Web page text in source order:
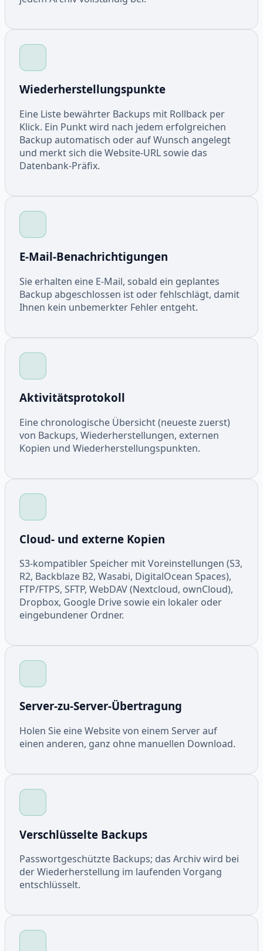
Wiederherstellungspunkte
Eine Liste bewährter Backups mit Rollback per
Klick. Ein Punkt wird nach jedem erfolgreichen
Backup automatisch oder auf Wunsch angelegt
und merkt sich die Website-URL sowie das
Datenbank-Präfix.
E-Mail-Benachrichtigungen
Sie erhalten eine E-Mail, sobald ein geplantes
Backup abgeschlossen ist oder fehlschlägt, damit
Ihnen kein unbemerkter Fehler entgeht.
Aktivitätsprotokoll
Eine chronologische Übersicht (neueste zuerst)
von Backups, Wiederherstellungen, externen
Kopien und Wiederherstellungspunkten.
Cloud- und externe Kopien
S3-kompatibler Speicher mit Voreinstellungen (S3,
R2, Backblaze B2, Wasabi, DigitalOcean Spaces),
FTP/FTPS, SFTP, WebDAV (Nextcloud, ownCloud),
Dropbox, Google Drive sowie ein lokaler oder
eingebundener Ordner.
Server-zu-Server-Übertragung
Holen Sie eine Website von einem Server auf
einen anderen, ganz ohne manuellen Download.
Verschlüsselte Backups
Passwortgeschützte Backups; das Archiv wird bei
der Wiederherstellung im laufenden Vorgang
entschlüsselt.